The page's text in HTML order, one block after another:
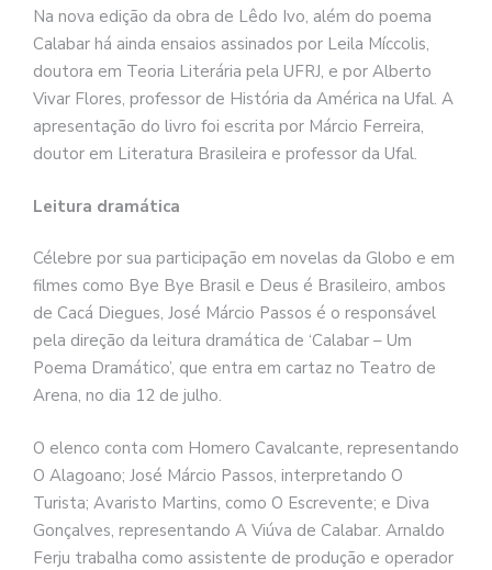
Na nova edição da obra de Lêdo Ivo, além do poema
Calabar há ainda ensaios assinados por Leila Míccolis,
doutora em Teoria Literária pela UFRJ, e por Alberto
Vivar Flores, professor de História da América na Ufal. A
apresentação do livro foi escrita por Márcio Ferreira,
doutor em Literatura Brasileira e professor da Ufal.
Leitura dramática
Célebre por sua participação em novelas da Globo e em
filmes como Bye Bye Brasil e Deus é Brasileiro, ambos
de Cacá Diegues, José Márcio Passos é o responsável
pela direção da leitura dramática de ‘Calabar – Um
Poema Dramático’, que entra em cartaz no Teatro de
Arena, no dia 12 de julho.
O elenco conta com Homero Cavalcante, representando
O Alagoano; José Márcio Passos, interpretando O
Turista; Avaristo Martins, como O Escrevente; e Diva
Gonçalves, representando A Viúva de Calabar. Arnaldo
Ferju trabalha como assistente de produção e operador